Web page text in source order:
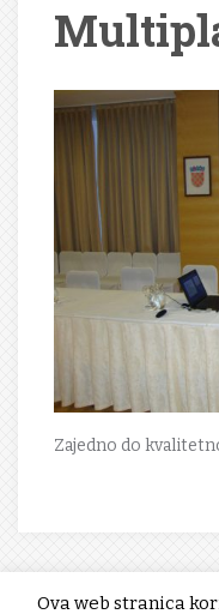
Zajedno do
Ova web stranica